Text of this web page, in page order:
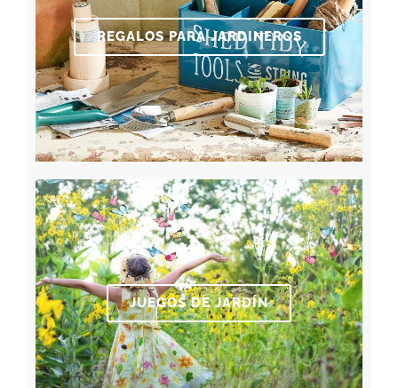
REGALOS PARA JARDINEROS
JUEGOS DE JARDÍN